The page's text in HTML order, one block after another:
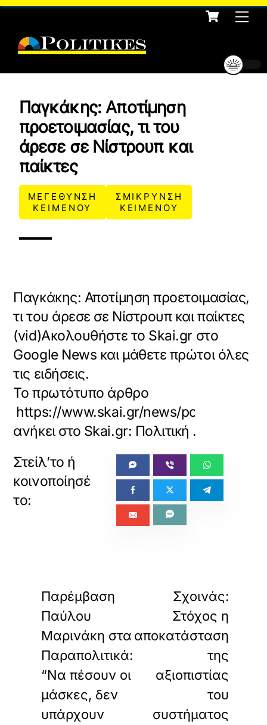
Skip
content
Cart
Παγκάκης: Αποτίμηση
προετοιμασίας, τι του
άρεσε σε Νίστρουπ και
παίκτες
ΜΕΓΕΘΥΝΣΗ
ΚΕΙΜΕΝΟΥ
ΣΜΙΚΡΥΝΣΗ
ΚΕΙΜΕΝΟΥ
Παγκάκης: Αποτίμηση προετοιμασίας,
τι του άρεσε σε Νίστρουπ και παίκτες
(vid)Ακολουθήστε το Skai.gr στο
Google News και μάθετε πρώτοι όλες
τις ειδήσεις.
Το πρωτότυπο άρθρο
https://www.skai.gr/news/politics/
ανήκει στο Skai.gr: Πολιτική .
Παρέμβαση
Παύλου
Μαρινάκη στα
Παραπολιτικά:
“Να πέσουν οι
μάσκες, δεν
υπάρχουν
Σχοινάς:
Στόχος η
αποκατάσταση
της
αξιοπιστίας
του
συστήματος